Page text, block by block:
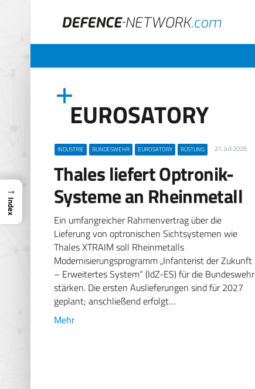
EUROSATORY
INDUSTRIE BUNDESWEHR EUROSATORY RÜSTUNG 21. Juli 2026
Thales liefert Optronik-
Systeme an Rheinmetall
Ein umfangreicher Rahmenvertrag über die
Lieferung von optronischen Sichtsystemen wie
Thales XTRAIM soll Rheinmetalls
Modernisierungsprogramm „Infanterist der Zukunft
– Erweitertes System“ (IdZ-ES) für die Bundeswehr
stärken. Die ersten Auslieferungen sind für 2027
geplant; anschließend erfolgt…
Mehr
→
Index